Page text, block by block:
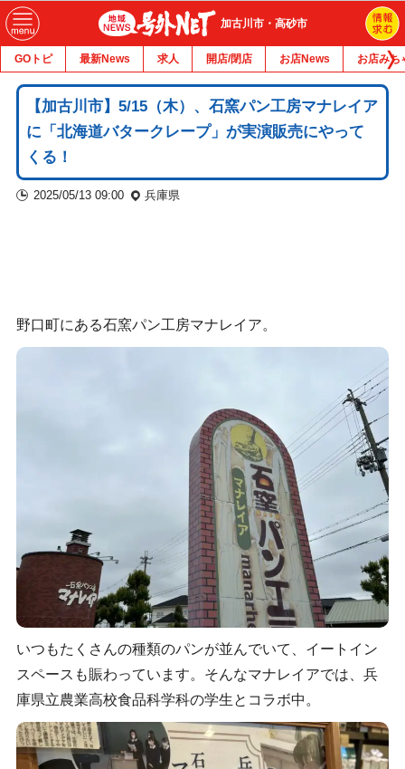
加古川市・高砂市
GOトピ 最新News 求人 開店/閉店 お店News お店みち
【加古川市】5/15（木）、石窯パン工房マナレイア
に「北海道バタークレープ」が実演販売にやって
くる！
2025/05/13 09:00 兵庫県
野口町にある石窯パン工房マナレイア。
いつもたくさんの種類のパンが並んでいて、イートイン
スペースも賑わっています。そんなマナレイアでは、兵
庫県立農業高校食品科学科の学生とコラボ中。